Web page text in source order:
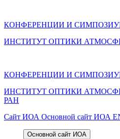
КОНФЕРЕНЦИИ И
ИНСТИТУТ ОПТИКИ
КОНФЕРЕНЦИИ И
ИНСТИТУТ ОПТИКИ
РАН
Cайт ИОА Основной сайт ИОА
Основной сайт ИОА